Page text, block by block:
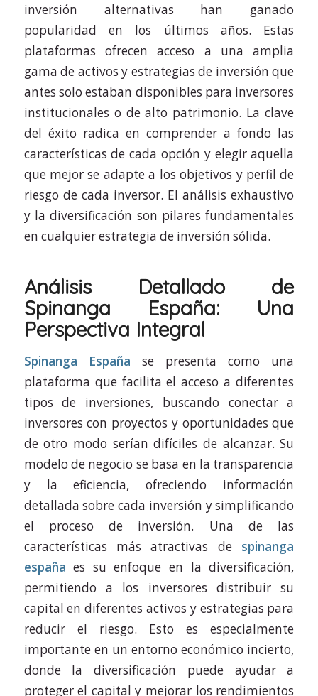
inversión alternativas han ganado
popularidad en los últimos años. Estas
plataformas ofrecen acceso a una amplia
gama de activos y estrategias de inversión que
antes solo estaban disponibles para inversores
institucionales o de alto patrimonio. La clave
del éxito radica en comprender a fondo las
características de cada opción y elegir aquella
que mejor se adapte a los objetivos y perfil de
riesgo de cada inversor. El análisis exhaustivo
y la diversificación son pilares fundamentales
en cualquier estrategia de inversión sólida.
Análisis Detallado de
Spinanga España: Una
Perspectiva Integral
Spinanga España se presenta como una
plataforma que facilita el acceso a diferentes
tipos de inversiones, buscando conectar a
inversores con proyectos y oportunidades que
de otro modo serían difíciles de alcanzar. Su
modelo de negocio se basa en la transparencia
y la eficiencia, ofreciendo información
detallada sobre cada inversión y simplificando
el proceso de inversión. Una de las
características más atractivas de spinanga
españa es su enfoque en la diversificación,
permitiendo a los inversores distribuir su
capital en diferentes activos y estrategias para
reducir el riesgo. Esto es especialmente
importante en un entorno económico incierto,
donde la diversificación puede ayudar a
proteger el capital y mejorar los rendimientos